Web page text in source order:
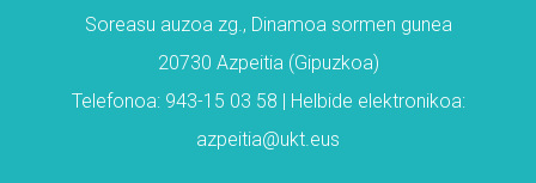
Soreasu auzoa zg., Dinamoa sormen gunea
20730 Azpeitia (Gipuzkoa)
Telefonoa: 943-15 03 58 | Helbide elektronikoa:
azpeitia@ukt.eus